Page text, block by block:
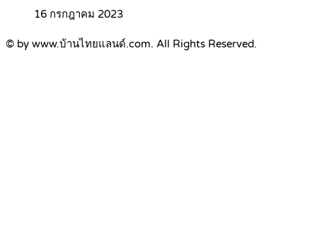
16 กรกฎาคม 2023
© by www.บ้านไทยแลนด์.com. All Rights Reserved.